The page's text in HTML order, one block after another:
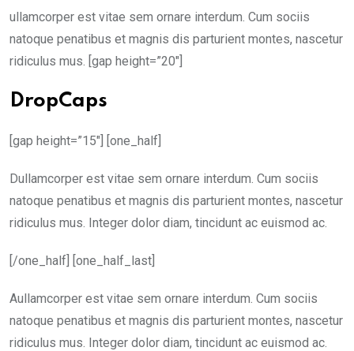
ullamcorper est vitae sem ornare interdum. Cum sociis
natoque penatibus et magnis dis parturient montes, nascetur
ridiculus mus. [gap height=”20″]
DropCaps
[gap height=”15″] [one_half]
Dullamcorper est vitae sem ornare interdum. Cum sociis
natoque penatibus et magnis dis parturient montes, nascetur
ridiculus mus. Integer dolor diam, tincidunt ac euismod ac.
[/one_half] [one_half_last]
Aullamcorper est vitae sem ornare interdum. Cum sociis
natoque penatibus et magnis dis parturient montes, nascetur
ridiculus mus. Integer dolor diam, tincidunt ac euismod ac.